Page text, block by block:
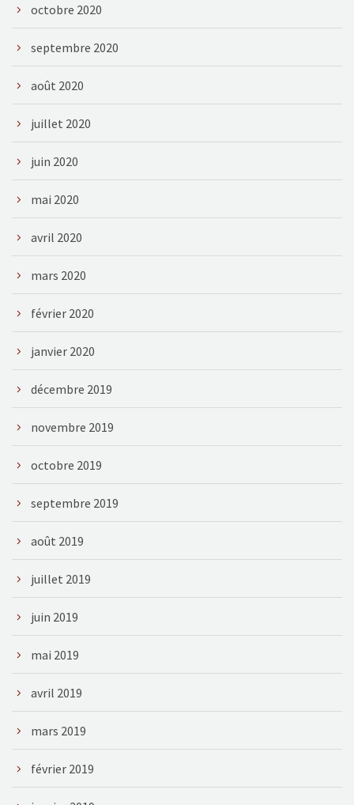
octobre 2020
septembre 2020
août 2020
juillet 2020
juin 2020
mai 2020
avril 2020
mars 2020
février 2020
janvier 2020
décembre 2019
novembre 2019
octobre 2019
septembre 2019
août 2019
juillet 2019
juin 2019
mai 2019
avril 2019
mars 2019
février 2019